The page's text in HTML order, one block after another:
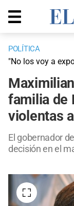
POLÍTICA
"No los voy a
familia de
violentas
El gobernador
decisión en el